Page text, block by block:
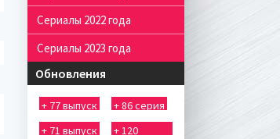
Сериалы 2022 года
Сериалы 2023 года
Обновления
+ 77 выпуск
+ 86 серия
+ 71 выпуск
+ 120